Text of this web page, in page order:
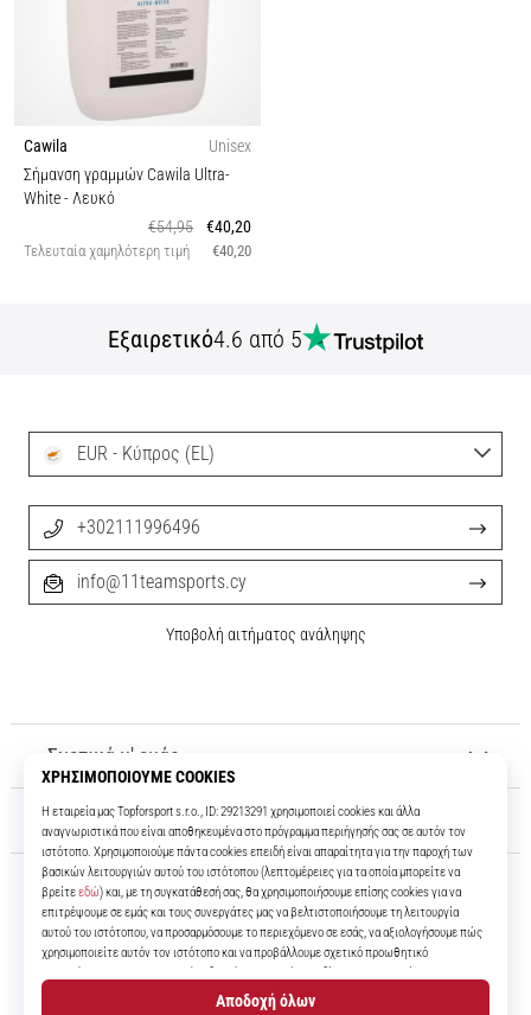
Cawila
Unisex
Σήμανση γραμμών Cawila Ultra-
White- Λευκό
€54,95
€40,20
Τελευταία χαμηλότερη τιμή €40,20
Εξαιρετικό4.6 από 5
11teamsports.cy
Για πάνω από 16 χρόνια είμαστε οι συμπαίκτες σας, προσφέροντάς σας
τα καλύτερα και πιο σύγχρονα ποδοσφαιρικά προϊόντα.
Σχετικά μ' εμάς
Εξυπηρέτηση πελατών
EUR - Κύπρος (EL)
+302111996496
info@11teamsports.cy
Υποβολή αιτήματος ανάληψης